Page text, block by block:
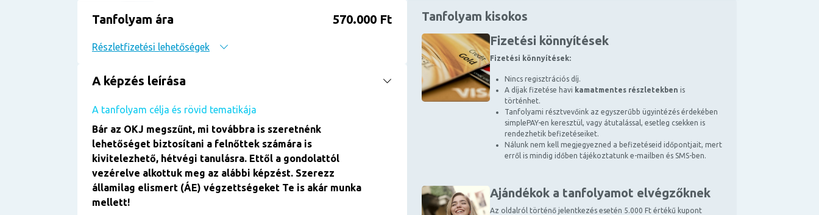
Tanfolyam ára 570.000 Ft
Részletfizetési lehetőségek
A képzés leírása
A tanfolyam célja és rövid tematikája
Bár az OKJ megszűnt, mi továbbra is szeretnénk
lehetőséget biztosítani a felnőttek számára is
kivitelezhető, hétvégi tanulásra. Ettől a gondolattól
vezérelve alkottuk meg az alábbi képzést. Szerezz
államilag elismert (ÁE) végzettségeket Te is akár munka
mellett!
Tanfolyam kisokos
Fizetési könnyítések
Fizetési könnyítések:
Nincs regisztrációs díj.
A díjak fizetése havi kamatmentes részletekben is
történhet.
Tanfolyami résztvevőink az egyszerűbb ügyintézés érdekében
simplePAY-en keresztül, vagy átutalással, esetleg csekken is
rendezhetik befizetéseiket.
Nálunk nem kell megjegyezned a befizetéseid időpontjait, mert
erről is mindig időben tájékoztatunk e-mailben és SMS-ben.
Ajándékok a tanfolyamot elvégzőknek
Az oldalról történő jelentkezés esetén 5.000 Ft értékű kupont